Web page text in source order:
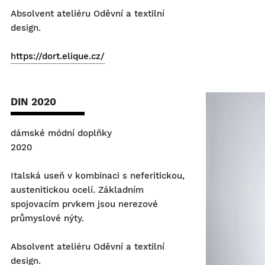
Absolvent ateliéru Oděvní a textilní
design.
https://dort.elique.cz/
DIN 2020
dámské módní doplňky
2020
Italská useň v kombinaci s neferitickou,
austenitickou ocelí. Základním
spojovacím prvkem jsou nerezové
průmyslové nýty.
Absolvent ateliéru Oděvní a textilní
design.